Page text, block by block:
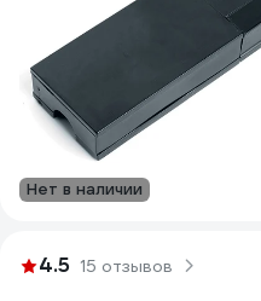
Нет в наличии
4.5 15 отзывов